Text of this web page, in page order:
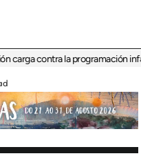
contra la programación infantil